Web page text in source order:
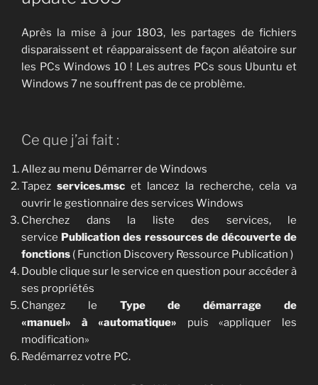
Après la mise à jour 1803, les partages de fichiers
disparaissent et réapparaissent de façon aléatoire sur
les PCs Windows 10 ! Les autres PCs sous Ubuntu et
Windows 7 ne souffrent pas de ce problème.
Ce que j’ai fait :
Allez au menu Démarrer de Windows
Tapezservices.msc et lancez la recherche, cela va
ouvrir le gestionnaire des services Windows
Cherchez dans la liste des services, le
service Publication des ressources de découverte de
fonctions ( Function Discovery Ressource Publication )
Double clique sur le service en question pour accéder à
ses propriétés
Changez le Type de démarrage de
«manuel» à «automatique» puis «appliquer les
modification»
Redémarrez votre PC.